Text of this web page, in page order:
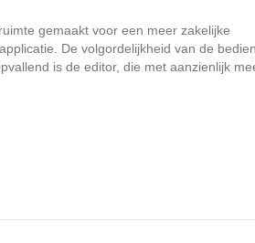
gemaakt voor een meer zakelijke
De volgordelijkheid van de
is de editor, die met aanzienlijk